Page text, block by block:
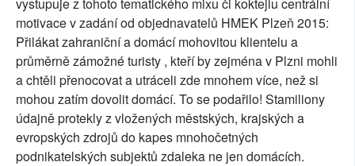
motivace v zadání od objednavatelů HMEK Plzeň 2015:
Přilákat zahraniční a domácí mohovitou klientelu a
průměrně zámožné turisty , kteří by zejména v Plzni mohli
a chtěli přenocovat a utráceli zde mnohem více, než si
mohou zatím dovolit domácí. To se podařilo! Stamiliony
údajně protekly z vložených městských, krajských a
evropských zdrojů do kapes mnohočetných
podnikatelských subjektů zdaleka ne jen domácích.